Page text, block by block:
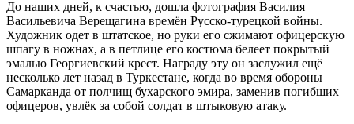
До наших дней, к счастью, дошла фотография Василия
Васильевича Верещагина времён Русско-турецкой войны.
Художник одет в штатское, но руки его сжимают офицерскую
шпагу в ножнах, а в петлице его костюма белеет покрытый
эмалью Георгиевский крест. Награду эту он заслужил ещё
несколько лет назад в Туркестане, когда во время обороны
Самарканда от полчищ бухарского эмира, заменив погибших
офицеров, увлёк за собой солдат в штыковую атаку.